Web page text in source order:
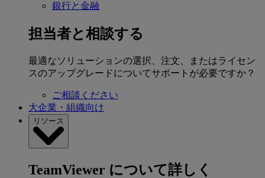
銀行と金融
担当者と相談する
最適なソリューションの選択、注文、またはライセン
スのアップグレードについてサポートが必要ですか？
ご相談ください
大企業・組織向け
リソース
TeamViewer について詳しく